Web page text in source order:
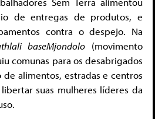
de entregas de produtos, e
contra o despejo. Na
baseMjondolo (movimento
comunas para os desabrigados
de alimentos, estradas e centros
suas mulheres líderes da